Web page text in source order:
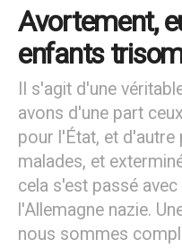
quoi ressemble votre
Une part importante de
groupes d’étudiants et à
universités, les écoles
ces jeunes les
pour qu’ils puissent
environnement immédiat
campagnes.
En outre, ProLife Europe
Avortement,
enfants
Il s'agit d'une
avons d'une part
pour l'État, et d'autre
malades, et
cela s'est passé
l'Allemagne nazie.
nous sommes